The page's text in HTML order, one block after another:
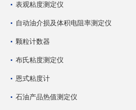
表观粘度测定仪
自动油介损及体积电阻率测定仪
颗粒计数器
布氏粘度测定仪
恩式粘度计
石油产品热值测定仪